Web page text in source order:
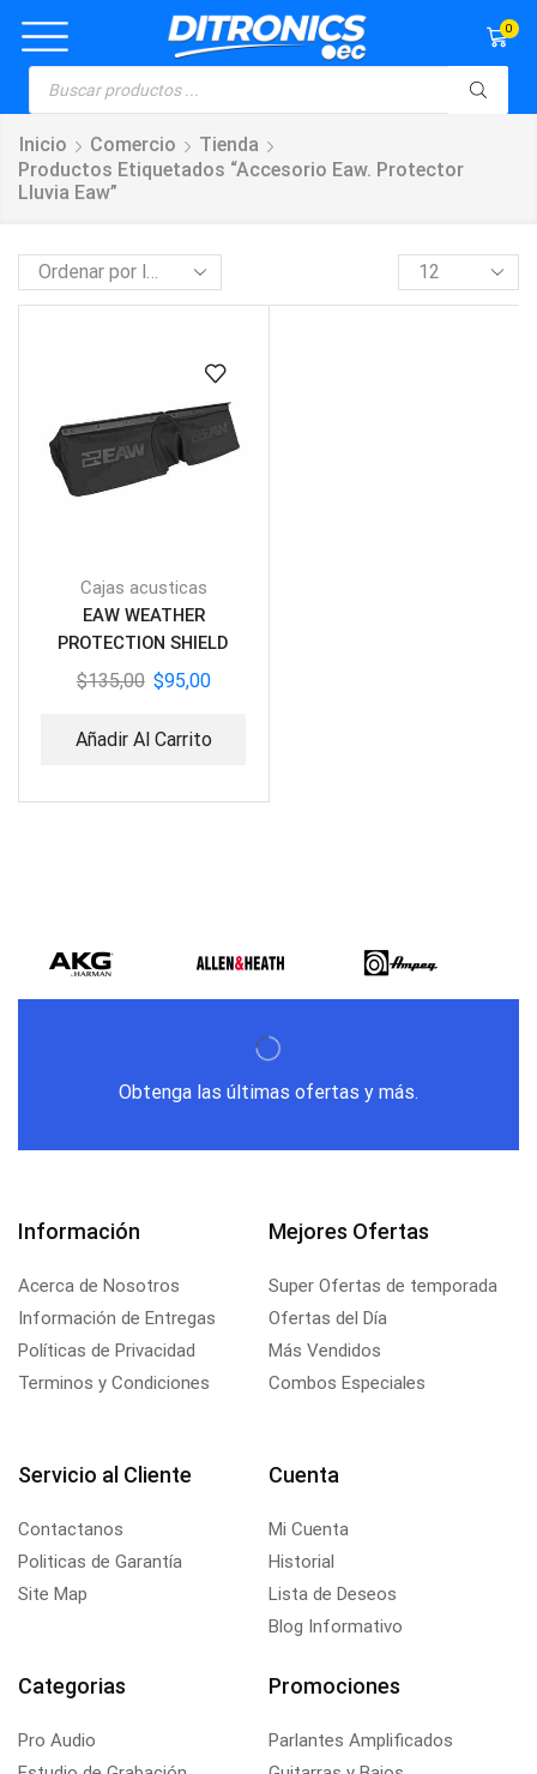
0
Inicio Comercio
Tienda
Productos Etiquetados “accesorio Eaw. Protector
Lluvia Eaw”
Cajas acusticas
EAW WEATHER
PROTECTION SHIELD
HORZ SPLIT BLK [CC-
$135,00 $95,00
Añadir Al Carrito
Obtenga las últimas ofertas y más.
Información
Acerca de Nosotros
Información de Entregas
Políticas de Privacidad
Terminos y Condiciones
Mejores Ofertas
Super Ofertas de temporada
Ofertas del Día
Más Vendidos
Combos Especiales
Servicio al Cliente
Contactanos
Politicas de Garantía
Site Map
Cuenta
Mi Cuenta
Historial
Lista de Deseos
Blog Informativo
Categorias
Pro Audio
Promociones
Parlantes Amplificados